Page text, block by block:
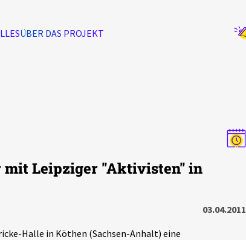
ÜBER DAS PROJEKT
Leipziger "Aktivisten" in
03.04.2011
Halle in Köthen (Sachsen-Anhalt) eine